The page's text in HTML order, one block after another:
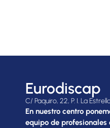
Eurodiscap
C/ Paquiro, 22, P. I. La
En nuestro centro
equipo de